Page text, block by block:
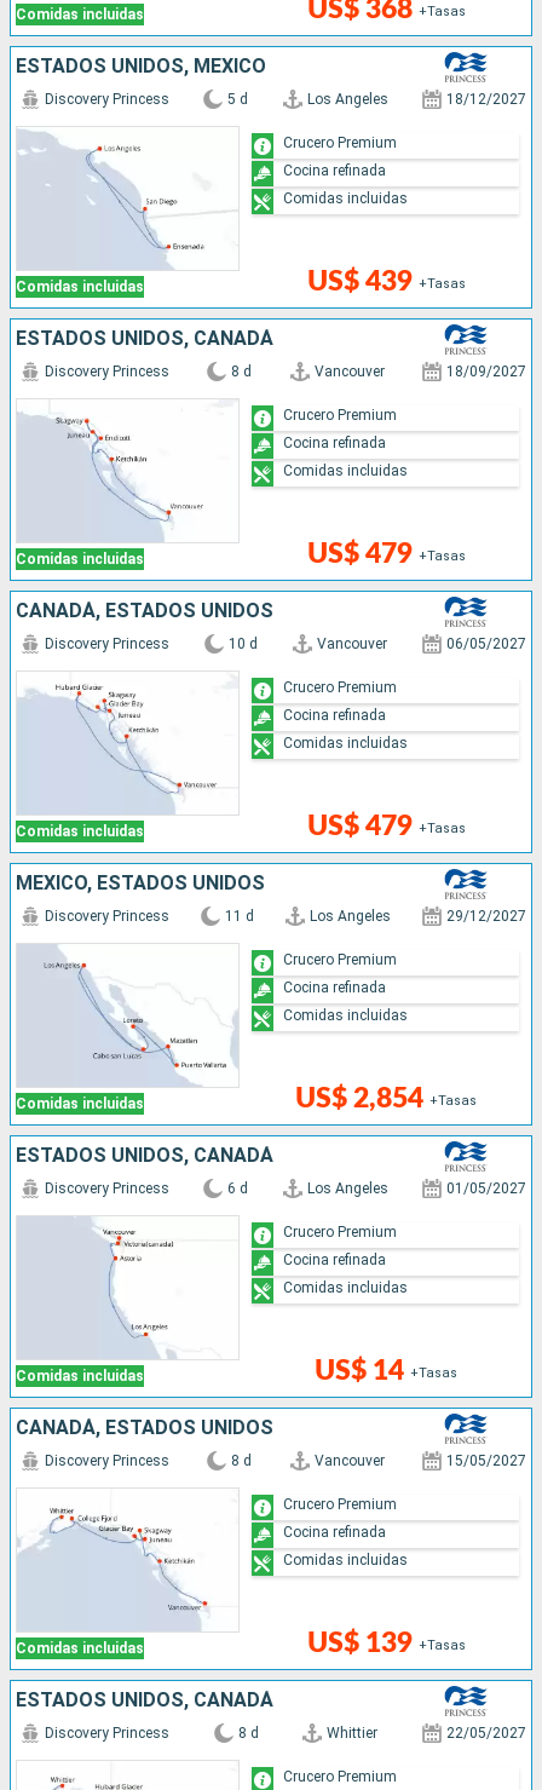
Comidas incluidas US$ 368 +Tasas
ESTADOS UNIDOS, MÉXICO
Comidas incluidas
Discovery Princess 5 d Los Angeles 18/12/2027
US$ 439 +Tasas
Crucero Premium
Cocina refinada
Comidas incluidas
ESTADOS UNIDOS, CANADÁ
Comidas incluidas
Discovery Princess 8 d Vancouver 18/09/2027
US$ 479 +Tasas
Crucero Premium
Cocina refinada
Comidas incluidas
CANADÁ, ESTADOS UNIDOS
Comidas incluidas
Discovery Princess 10 d Vancouver 06/05/2027
US$ 479 +Tasas
Crucero Premium
Cocina refinada
Comidas incluidas
MÉXICO, ESTADOS UNIDOS
Comidas incluidas
Discovery Princess 11 d Los Angeles 29/12/2027
US$ 2,854 +Tasas
Crucero Premium
Cocina refinada
Comidas incluidas
ESTADOS UNIDOS, CANADÁ
Comidas incluidas
Discovery Princess 6 d Los Angeles 01/05/2027
US$ 14 +Tasas
Crucero Premium
Cocina refinada
Comidas incluidas
CANADÁ, ESTADOS UNIDOS
Comidas incluidas
Discovery Princess 8 d Vancouver 15/05/2027
US$ 139 +Tasas
Crucero Premium
Cocina refinada
Comidas incluidas
ESTADOS UNIDOS, CANADÁ
Discovery Princess 8 d Whittier 22/05/2027
Crucero Premium